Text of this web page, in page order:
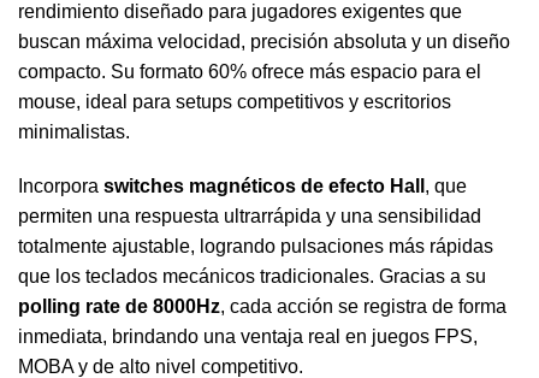
rendimiento diseñado para jugadores exigentes que
buscan máxima velocidad, precisión absoluta y un diseño
compacto. Su formato 60% ofrece más espacio para el
mouse, ideal para setups competitivos y escritorios
minimalistas.
Incorpora switches magnéticos de efecto Hall , que
permiten una respuesta ultrarrápida y una sensibilidad
totalmente ajustable, logrando pulsaciones más rápidas
que los teclados mecánicos tradicionales. Gracias a su
polling rate de 8000Hz, cada acción se registra de forma
inmediata, brindando una ventaja real en juegos FPS,
MOBA y de alto nivel competitivo.